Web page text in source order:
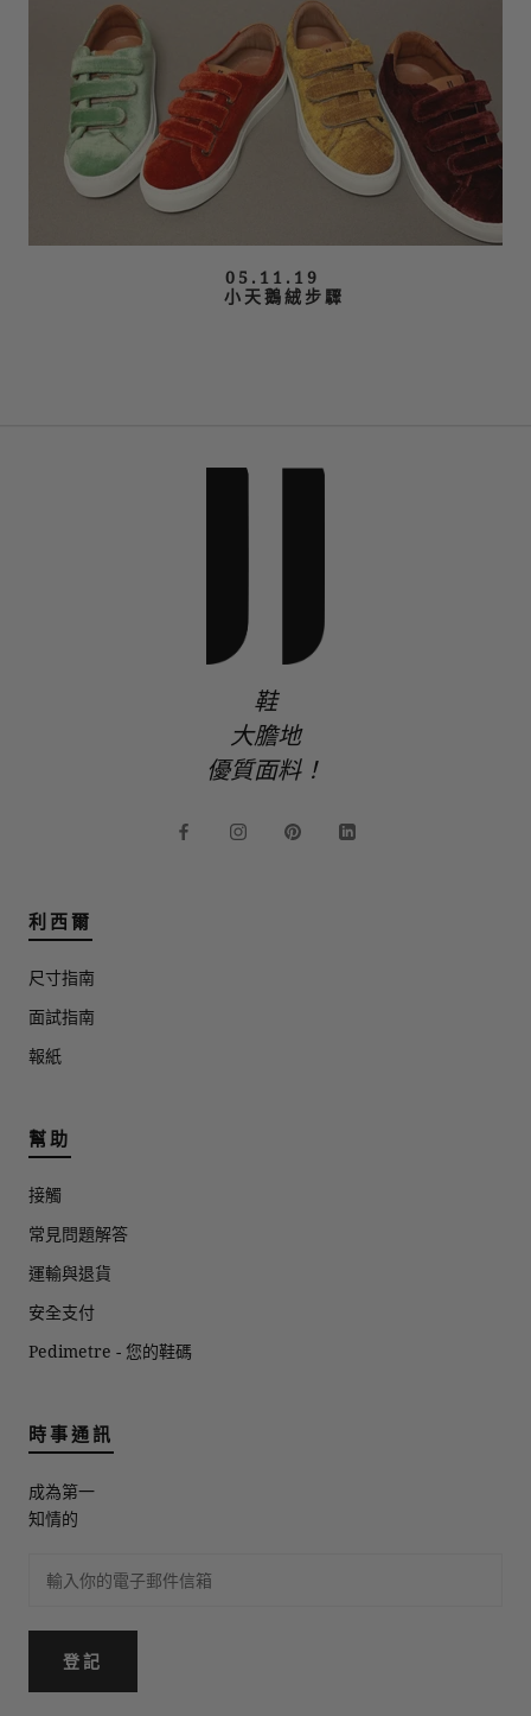
05.11.19
小天鵝絨步驟
鞋
大膽地
優質面料！
利西爾
尺寸指南
面試指南
報紙
幫助
接觸
常見問題解答
運輸與退貨
安全支付
Pedimetre - 您的鞋碼
時事通訊
成為第一
知情的
登記